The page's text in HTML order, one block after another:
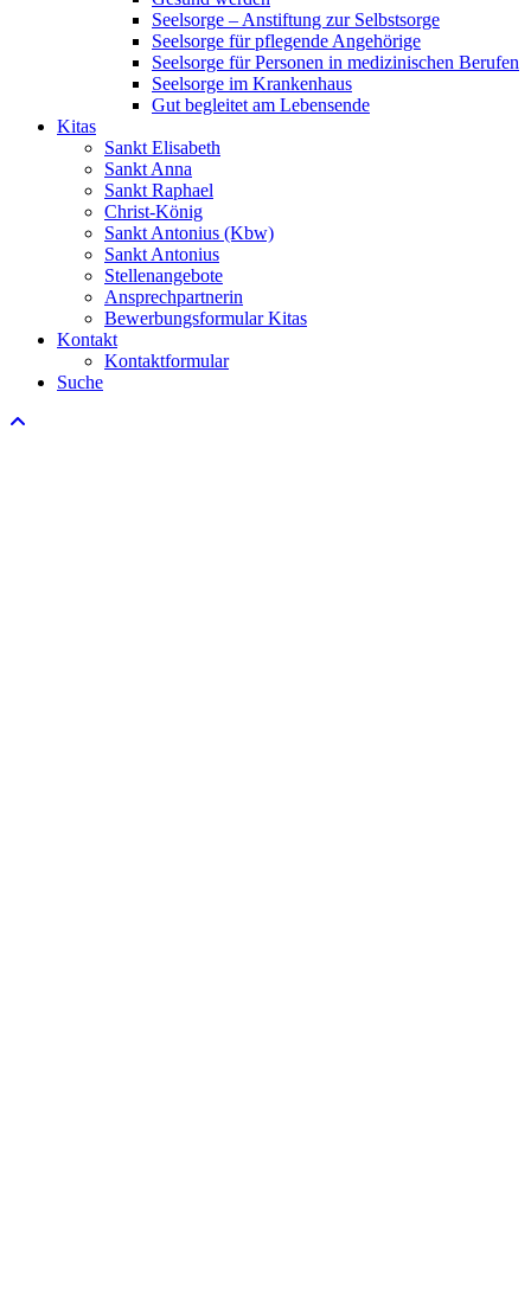
Seelsorge – Anstiftung zur Selbstsorge
Seelsorge für pflegende Angehörige
Seelsorge für Personen in medizinischen Berufen
Seelsorge im Krankenhaus
Gut begleitet am Lebensende
Kitas
Sankt Elisabeth
Sankt Anna
Sankt Raphael
Christ-König
Sankt Antonius (Kbw)
Sankt Antonius
Stellenangebote
Ansprechpartnerin
Bewerbungsformular Kitas
Kontakt
Kontaktformular
Suche